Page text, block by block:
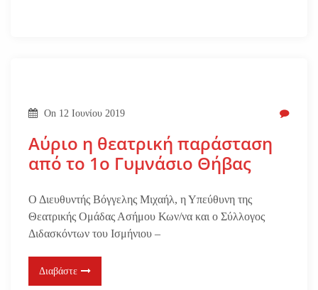
On 12 Ιουνίου 2019
Αύριο η θεατρική παράσταση
από το 1ο Γυμνάσιο Θήβας
Ο Διευθυντής Βόγγελης Μιχαήλ, η Υπεύθυνη της
Θεατρικής Ομάδας Ασήμου Κων/να και ο Σύλλογος
Διδασκόντων του Ισμήνιου –
Διαβάστε